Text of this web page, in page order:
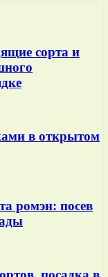
сорта и
в открытом
ромэн: посев